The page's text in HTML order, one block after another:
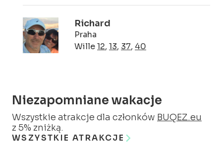
opłatę administracyjną w wysokości
120 EUR za anulowanie każdej
rezerwacji, nawet jeśli została ona
dokonana wcześniej niż 60 dni przed
planowanym przyjazdem.
Richard
Praha
Wille12, 13, 37, 40
Niezapomniane wakacje
Wszystkie atrakcje dla członków BUQEZ.eu
z 5% zniżką.
WSZYSTKIE ATRAKCJE